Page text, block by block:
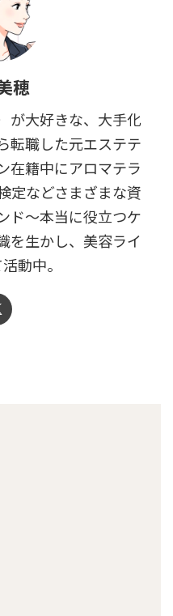
穂
が大好きな、大手化
転職した元エステテ
在籍中にアロマテラ
定などさまざまな資
ド～本当に役立つケ
を生かし、美容ライ
動中。